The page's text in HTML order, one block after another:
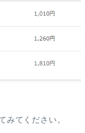
みてください。